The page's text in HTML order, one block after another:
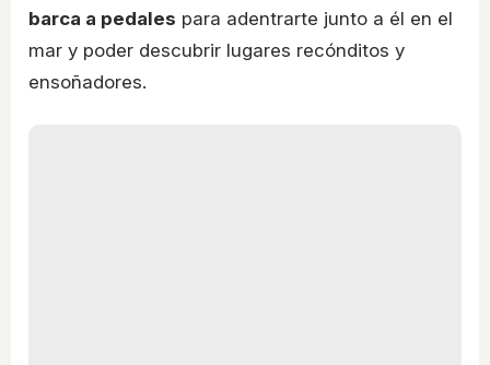
barca a pedales para adentrarte junto a él en el
mar y poder descubrir lugares recónditos y
ensoñadores.